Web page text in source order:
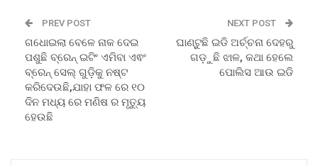
PREV POST
ଗଧୋଇଲା ବେଳେ ନାକ ଦେଇ
ପଶୁଛି ବ୍ରେନ୍ ଇଟିଂ ଏମିବା ଏଵଂ
ବ୍ରେନ୍ ସେଲ୍ ଗୁଡ଼ିକୁ ନଷ୍ଟ
କରିଦେଉଛି,ଯାହା ଫଳ ରେ ୧୦
ଦିନ ମଧ୍ୟ ରେ ମଣିଷ ର ମୃତ୍ୟୁ
ହେଉଛି
NEXT POST
ଘାଣ୍ଟୁଛି ଇଡି ଅର୍ଚ୍ଚନା ଦେହରୁ
ଗଡ଼ୁଛି ଝାଳ, କଥା ହେଲେ
ପୋଲିସ ଆଉ ଇଡି